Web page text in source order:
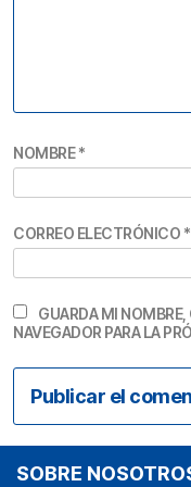
NOMBRE*
CORREO ELECTRÓNICO *
GUARDA MI
NAVEGADOR PARA LA
SOBRE